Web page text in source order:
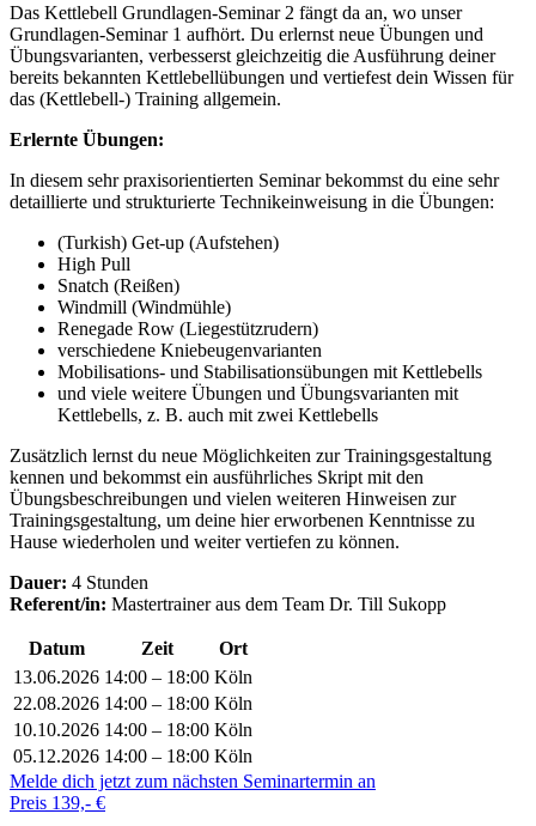
Das Kettlebell Grundlagen-Seminar 2 fängt da an, wo unser
Grundlagen-Seminar 1 aufhört. Du erlernst neue Übungen und
Übungsvarianten, verbesserst gleichzeitig die Ausführung deiner
bereits bekannten Kettlebellübungen und vertiefest dein Wissen für
das (Kettlebell-) Training allgemein.
Erlernte Übungen:
In diesem sehr praxisorientierten Seminar bekommst du eine sehr
detaillierte und strukturierte Technikeinweisung in die Übungen:
(Turkish) Get-up (Aufstehen)
High Pull
Snatch (Reißen)
Windmill (Windmühle)
Renegade Row (Liegestützrudern)
verschiedene Kniebeugenvarianten
Mobilisations- und Stabilisationsübungen mit Kettlebells
und viele weitere Übungen und Übungsvarianten mit
Kettlebells, z. B. auch mit zwei Kettlebells
Zusätzlich lernst du neue Möglichkeiten zur Trainingsgestaltung
kennen und bekommst ein ausführliches Skript mit den
Übungsbeschreibungen und vielen weiteren Hinweisen zur
Trainingsgestaltung, um deine hier erworbenen Kenntnisse zu
Hause wiederholen und weiter vertiefen zu können.
Dauer: 4 Stunden
Referent/in: Mastertrainer aus dem Team Dr. Till Sukopp
Datum Zeit
Ort
13.06.2026 14:00 – 18:00 Köln
22.08.2026 14:00 – 18:00 Köln
10.10.2026 14:00 – 18:00 Köln
05.12.2026 14:00 – 18:00 Köln
Melde dich jetzt zum nächsten Seminartermin an
Preis 139,- €